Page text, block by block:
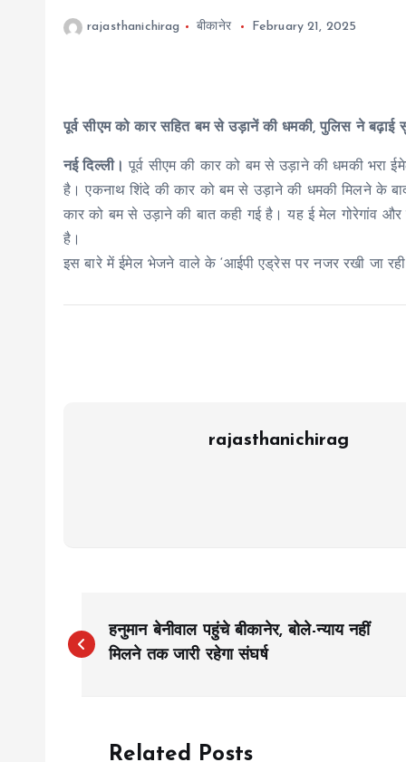
rajasthanichirag बीकानेर February 21, 2025
पूर्व सीएम को कार सहित बम से उड़ानें की धमकी, पुलिस ने बढ़ाई
नई दिल्ली।
पूर्व सीएम की कार को बम से उड़ाने की धमकी भरा
है। एकनाथ शिंदे की कार को बम से उड़ाने की धमकी मिलने के
कार को बम से उड़ाने की बात कही गई है। यह ई मेल गोरेगांव
है।
इस बारे में ईमेल भेजने वाले के ‘आईपी एड्रेस पर नजर रखी जा
rajasthanichirag
o
हनुमान बेनीवाल पहुंचे बीकानेर, बोले-न्याय नहीं
मिलने तक जारी रहेगा संघर्ष
Related Posts